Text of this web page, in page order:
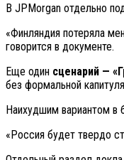
В JPMorgan отдельно
«Финляндия потеряла
говорится в документе.
Еще один сценарий —
без формальной
Наихудшим вариантом в
«Россия будет твердо